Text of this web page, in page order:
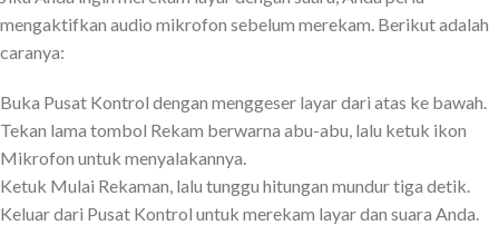
mengaktifkan audio mikrofon sebelum merekam. Berikut adalah
caranya:
Buka Pusat Kontrol dengan menggeser layar dari atas ke bawah.
Tekan lama tombol Rekam berwarna abu-abu, lalu ketuk ikon
Mikrofon untuk menyalakannya.
Ketuk Mulai Rekaman, lalu tunggu hitungan mundur tiga detik.
Keluar dari Pusat Kontrol untuk merekam layar dan suara Anda.